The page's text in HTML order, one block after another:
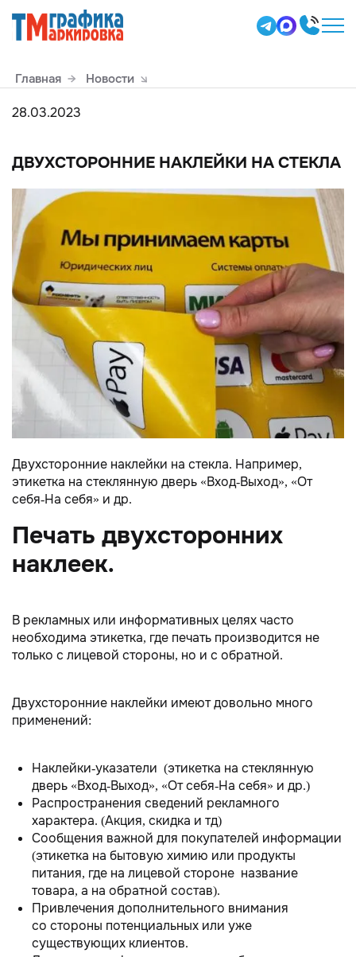
Главная Новости
28.03.2023
ДВУХСТОРОННИЕ НАКЛЕЙКИ НА СТЕКЛА
Двухсторонние наклейки на стекла. Например,
этикетка на стеклянную дверь «Вход-Выход», «От
себя-На себя» и др.
Печать двухсторонних
наклеек.
В рекламных или информативных целях часто
необходима этикетка, где печать производится не
только с лицевой стороны, но и с обратной.
Двухсторонние наклейки имеют довольно много
применений:
Наклейки-указатели (этикетка на стеклянную
дверь «Вход-Выход», «От себя-На себя» и др.)
Распространения сведений рекламного
характера. (Акция, скидка и тд)
Сообщения важной для покупателей информации
(этикетка на бытовую химию или продукты
питания, где на лицевой стороне название
товара, а на обратной состав).
Привлечения дополнительного внимания
со стороны потенциальных или уже
существующих клиентов.